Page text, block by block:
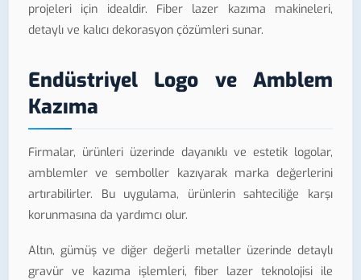
projeleri için idealdir. Fiber lazer kazıma makineleri,
detaylı ve kalıcı dekorasyon çözümleri sunar.
Endüstriyel Logo ve Amblem
Kazıma
Firmalar, ürünleri üzerinde dayanıklı ve estetik logolar,
amblemler ve semboller kazıyarak marka değerlerini
artırabilirler. Bu uygulama, ürünlerin sahteciliğe karşı
korunmasına da yardımcı olur.
Altın, gümüş ve diğer değerli metaller üzerinde detaylı
gravür ve kazıma işlemleri, fiber lazer teknolojisi ile